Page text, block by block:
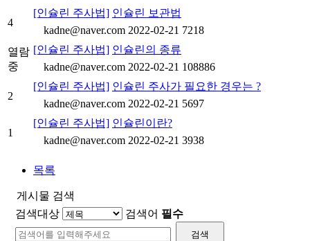
4
[인슐린 주사법] 인슐린 보관법
kadne@naver.com 2022-02-21 7218
열람
중
[인슐린 주사법] 인슐린의 종류
kadne@naver.com 2022-02-21 108886
2
[인슐린 주사법] 인슐린 주사가 필요한 경우는 ?
kadne@naver.com 2022-02-21 5697
1
[인슐린 주사법] 인슐린이란?
kadne@naver.com 2022-02-21 3938
목록
게시물 검색
검색대상
검색어 필수
검색